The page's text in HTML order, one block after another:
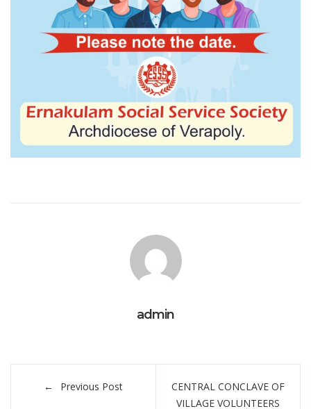
admin
Previous Post
CENTRAL CONCLAVE OF
VILLAGE VOLUNTEERS